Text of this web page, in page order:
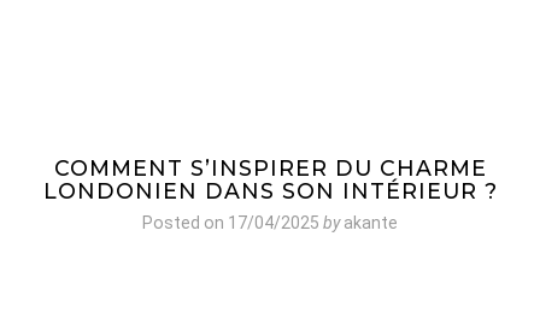
COMMENT S’INSPIRER DU CHARME
LONDONIEN DANS SON INTÉRIEUR ?
Posted on 17/04/2025 byakante